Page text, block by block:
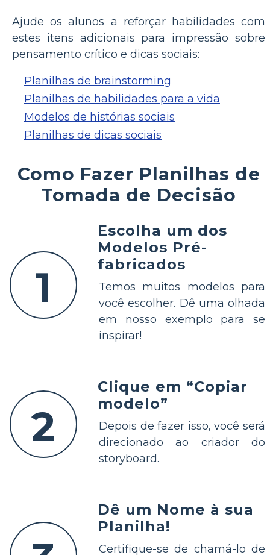
Ajude os alunos a reforçar habilidades com
estes itens adicionais para impressão sobre
pensamento crítico e dicas sociais:
Planilhas de brainstorming
Planilhas de habilidades para a vida
Modelos de histórias sociais
Planilhas de dicas sociais
Como Fazer Planilhas de
Tomada de Decisão
1
Escolha um dos
Modelos Pré-
fabricados
Temos muitos modelos para
você escolher. Dê uma olhada
em nosso exemplo para se
inspirar!
2
Clique em “Copiar
modelo”
Depois de fazer isso, você será
direcionado ao criador do
storyboard.
Dê um Nome à sua
Planilha!
Certifique-se de chamá-lo de